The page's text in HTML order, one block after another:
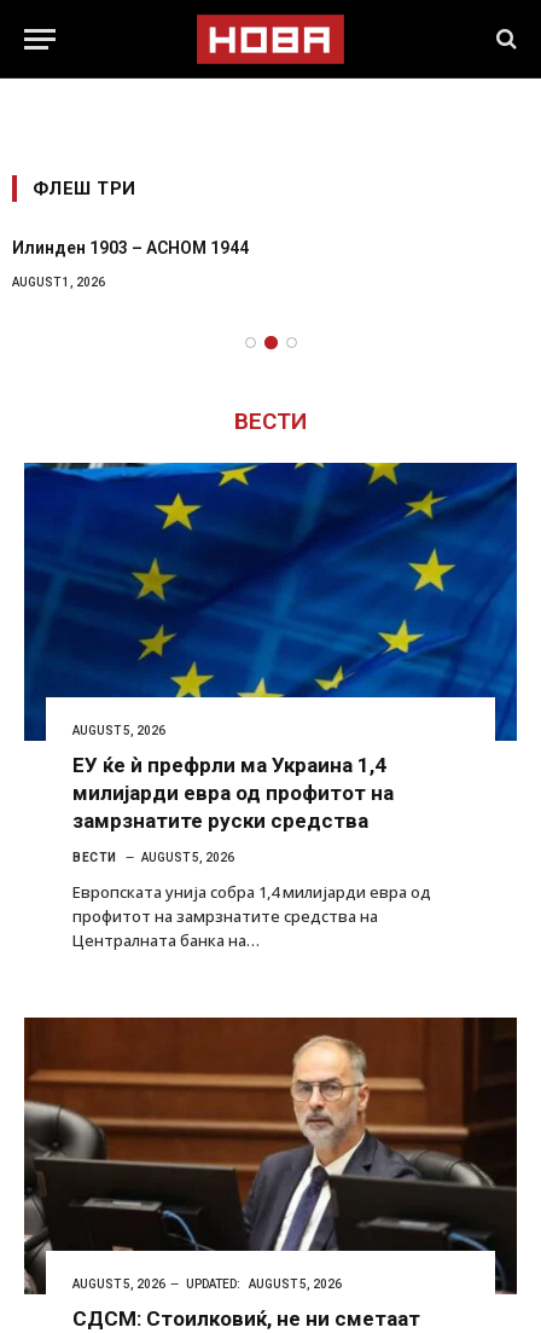
ФЛЕШ ТРИ
Девет мртви – четири деца: Русија пак го нападна Кијив
AUGUST 1, 2026
ВЕСТИ
AUGUST 5, 2026
ЕУ ќе ѝ префрли ма Украина 1,4
милијарди евра од профитот на
замрзнатите руски средства
ВЕСТИ AUGUST 5, 2026
Европската унија собра 1,4 милијарди евра од
профитот на замрзнатите средства на
Централната банка на…
AUGUST 5, 2026 UPDATED: AUGUST 5, 2026
СДСМ: Стоилковиќ, не ни сметаат